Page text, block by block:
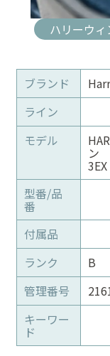
ハリーウ
ブランド
ライン
モデル
ン
型番/品
番
付属品
ランク
B
管理番号
キーワー
ド